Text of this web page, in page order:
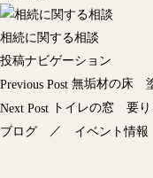
相続に関する相談
投稿ナビゲーション
Previous Post 無垢材の床
Next Post トイレの窓 要り
ブログ ／ イベント情報